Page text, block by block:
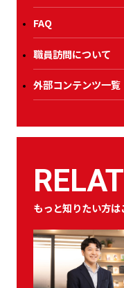
FAQ
職員訪問について
外部コンテンツ一覧
もっと知りたい方は